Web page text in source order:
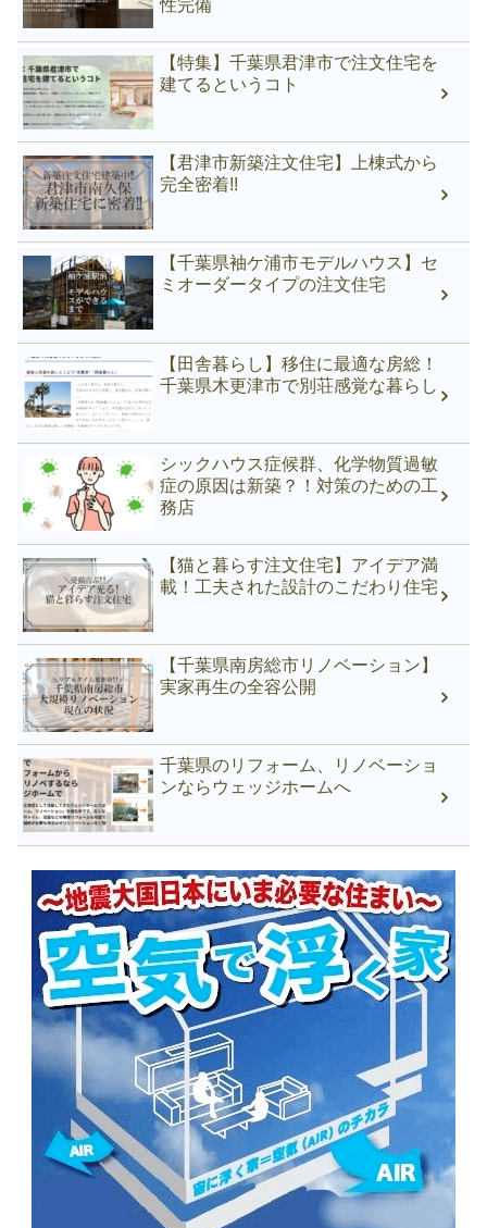
性完備
【特集】千葉県君津市で注文住宅を
建てるというコト
【君津市新築注文住宅】上棟式から
完全密着!!
【千葉県袖ケ浦市モデルハウス】セ
ミオーダータイプの注文住宅
【田舎暮らし】移住に最適な房総！
千葉県木更津市で別荘感覚な暮らし
シックハウス症候群、化学物質過敏
症の原因は新築？！対策のための工
務店
【猫と暮らす注文住宅】アイデア満
載！工夫された設計のこだわり住宅
【千葉県南房総市リノベーション】
実家再生の全容公開
千葉県のリフォーム、リノベーショ
ンならウェッジホームへ